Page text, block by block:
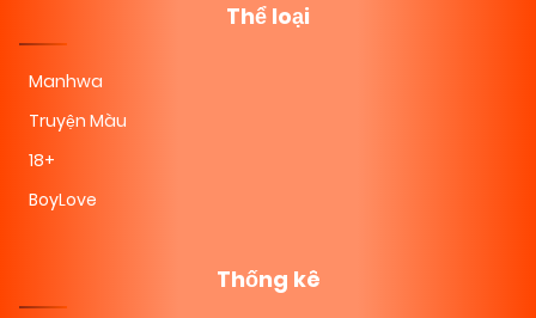
Thể loại
Manhwa
Truyện Màu
18+
BoyLove
Thống kê